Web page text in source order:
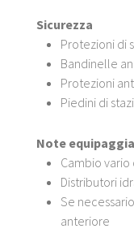
Sicurezza
Protezioni di
Bandinelle
Protezioni
Piedini di
Note
Cambio
Distributori
Se
anteriore